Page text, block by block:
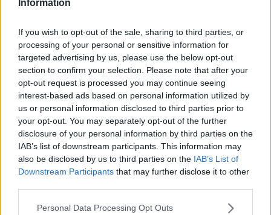
Information
If you wish to opt-out of the sale, sharing to third parties, or
processing of your personal or sensitive information for
targeted advertising by us, please use the below opt-out
section to confirm your selection. Please note that after your
opt-out request is processed you may continue seeing
interest-based ads based on personal information utilized by
us or personal information disclosed to third parties prior to
your opt-out. You may separately opt-out of the further
disclosure of your personal information by third parties on the
IAB’s list of downstream participants. This information may
also be disclosed by us to third parties on the IAB’s List of
Downstream Participants that may further disclose it to other
Personal Data Processing Opt Outs
"Caldo nelle scuole dell'infanzia, un anno perso"
Sete Sois, una finestra sul mondo da 34 anni
Dopo la frana riaperta a due sensi la Francesca
"Dolci sere" con musica, teatro, circo e arte
Il buongusto sale sul palcoscenico
Due giorni per il concorso dedicato a Roberto